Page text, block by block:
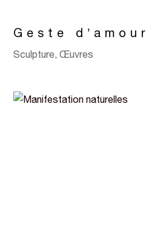
Geste d’amour
Sculpture,Œuvres